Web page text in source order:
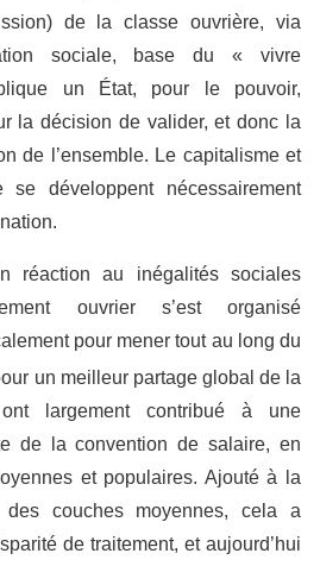
de la classe ouvrière, via
sociale, base du « vivre
un État, pour le pouvoir,
la décision de valider, et donc la
de l’ensemble. Le capitalisme et
se développent nécessairement
réaction au inégalités sociales
ouvrier s’est organisé
pour mener tout au long du
un meilleur partage global de la
largement contribué à une
de la convention de salaire, en
et populaires. Ajouté à la
des couches moyennes, cela a
de traitement, et aujourd’hui